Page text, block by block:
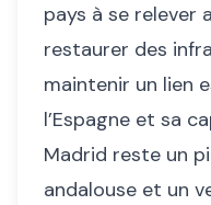
pays à se relever
restaurer des
maintenir un lien
l’Espagne et sa
Madrid reste un
andalouse et un